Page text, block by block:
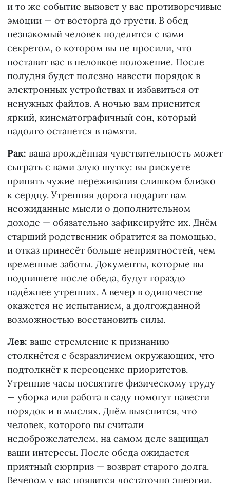
и то же событие вызовет у вас противоречивые
эмоции — от восторга до грусти. В обед
незнакомый человек поделится с вами
секретом, о котором вы не просили, что
поставит вас в неловкое положение. После
полудня будет полезно навести порядок в
электронных устройствах и избавиться от
ненужных файлов. А ночью вам приснится
яркий, кинематографичный сон, который
надолго останется в памяти.
Рак: ваша врождённая чувствительность может
сыграть с вами злую шутку: вы рискуете
принять чужие переживания слишком близко
к сердцу. Утренняя дорога подарит вам
неожиданные мысли о дополнительном
доходе — обязательно зафиксируйте их. Днём
старший родственник обратится за помощью,
и отказ принесёт больше неприятностей, чем
временные заботы. Документы, которые вы
подпишете после обеда, будут гораздо
надёжнее утренних. А вечер в одиночестве
окажется не испытанием, а долгожданной
возможностью восстановить силы.
Лев: ваше стремление к признанию
столкнётся с безразличием окружающих, что
подтолкнёт к переоценке приоритетов.
Утренние часы посвятите физическому труду
— уборка или работа в саду помогут навести
порядок и в мыслях. Днём выяснится, что
человек, которого вы считали
недоброжелателем, на самом деле защищал
ваши интересы. После обеда ожидается
приятный сюрприз — возврат старого долга.
Вечером у вас появится достаточно энергии,